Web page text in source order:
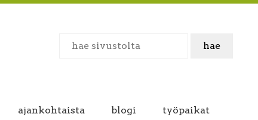
ajankohtaista blogi työpaikat